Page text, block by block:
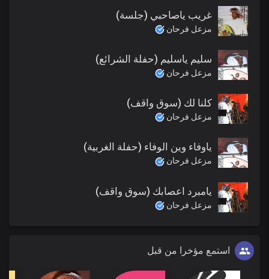
غريب ياصاحبي (جلسة)
مزعل فرحان
سليم ياسليم (حفلة الشرائع)
مزعل فرحان
كلنا لك (سوق واقف)
مزعل فرحان
ياوفاء وين الوفاء (حفلة الغربية)
مزعل فرحان
يامبرد اعصابك (سوق واقف)
مزعل فرحان
استمع مؤخرا من قبل